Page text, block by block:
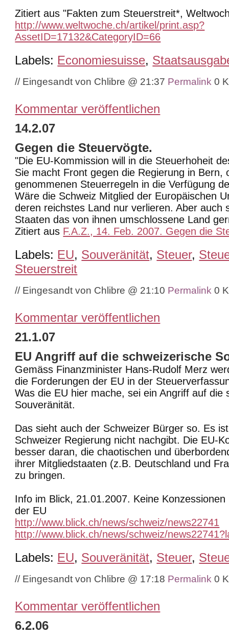
Zitiert aus "Fakten zum Steuerstreit*,
http://www.weltwoche.ch/artikel/print.asp?
AssetID=17132&CategoryID=66
Labels: Economiesuisse,
// Eingesandt von Chlibre @ 21:37 Permalink 0
Kommentar veröffentlichen
14.2.07
Gegen die Steuervögte.
"Die EU-Kommission will in die Steuerhoheit
Sie macht Front gegen die Regierung in Bern,
genommenen Steuerregeln in die Verfügung
Wäre die Schweiz Mitglied der Europäischen
deren reichstes Land nur verlieren. Aber auch
Staaten das von ihnen umschlossene Land
Zitiert aus F.A.Z., 14. Feb. 2007. Gegen die
Labels: EU, Souveränität, Steuer,
Steuerstreit
// Eingesandt von Chlibre @ 21:10 Permalink 0
Kommentar veröffentlichen
21.1.07
EU Angriff auf die schweizerische
Gemäss Finanzminister Hans-Rudolf Merz
die Forderungen der EU in der
Was die EU hier mache, sei ein Angriff auf die
Souveränität.
Das sieht auch der Schweizer Bürger so. Es
Schweizer Regierung nicht nachgibt. Die EU-
besser daran, die chaotischen und
ihrer Mitgliedstaaten (z.B. Deutschland und
zu bringen.
Info im Blick, 21.01.2007. Keine
der EU
http://www.blick.ch/news/schweiz/news22741
http://www.blick.ch/news/schweiz/
Labels: EU, Souveränität, Steuer,
// Eingesandt von Chlibre @ 17:18 Permalink 0
Kommentar veröffentlichen
6.2.06